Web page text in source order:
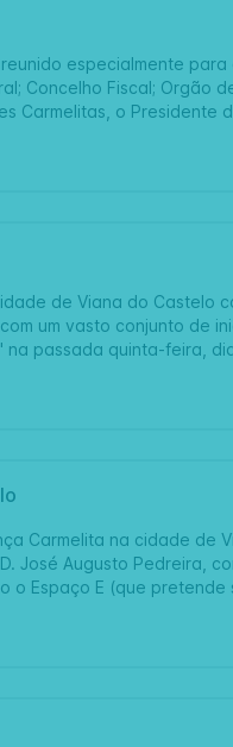
especialmente
Concelho Fiscal; Orgão
Carmelitas, o Presidente
de Viana do Castelo
um vasto conjunto de
passada quinta-feira,
Carmelita na cidade de
José Augusto Pedreira,
o Espaço E (que